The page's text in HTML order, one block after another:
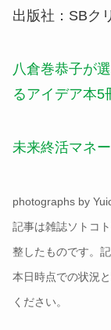
出版社：SBク
八倉巻恭子が
るアイデア本5
未来終活マネ
photographs by
記事は雑誌ソトコ
整したものです。
本日時点での状況
ください。